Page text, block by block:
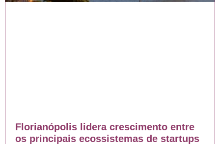
Florianópolis lidera crescimento entre
os principais ecossistemas de startups